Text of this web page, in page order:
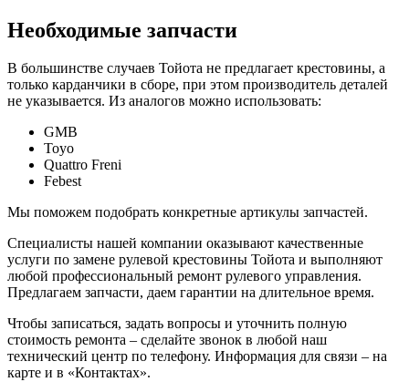
Необходимые запчасти
В большинстве случаев Тойота не предлагает крестовины, а
только карданчики в сборе, при этом производитель деталей
не указывается. Из аналогов можно использовать:
GMB
Toyo
Quattro Freni
Febest
Мы поможем подобрать конкретные артикулы запчастей.
Специалисты нашей компании оказывают качественные
услуги по замене рулевой крестовины Тойота и выполняют
любой профессиональный ремонт рулевого управления.
Предлагаем запчасти, даем гарантии на длительное время.
Чтобы записаться, задать вопросы и уточнить полную
стоимость ремонта – сделайте звонок в любой наш
технический центр по телефону. Информация для связи – на
карте и в «Контактах».